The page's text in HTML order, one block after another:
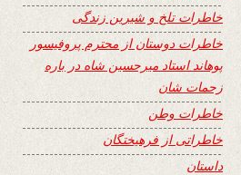
خاطرات تلخ و شیرین زندگی
خاطرات دوستان از محترم پروفیسور
پوهاند استاد میرحسین شاه در باره
زحمات شان
خاطرات وطن
خاطراتی از فرهیختگان
داستان